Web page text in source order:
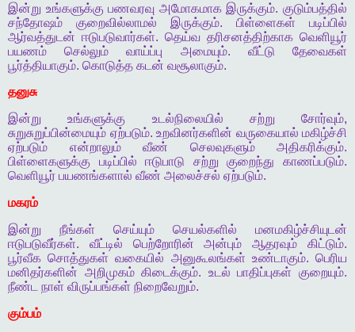
இன்று உங்களுக்கு பணவரவு அமோகமாக இருக்கும்.குடும்பத்தில்
சந்தோஷம்
குறைவில்லாமல் இருக்கும். பிள்ளைகள்
படிப்பில்
ஆர்வத்துடன் ஈடுபடுவார்கள். தெய்வ தரிசனத்திற்காக வெளியூர்
பயணம்
செல்லும் வாய்ப்பு அமையும். வீட்டு
தேவைகள்
பூர்த்தியாகும். கொடுத்த கடன் வசூலாகும்.
தனுசு
இன்று
உங்களுக்கு உடல்நிலையில் சற்று சோர்வும்,
சுறுசுறுப்பின்மையும் ஏற்படும். உறவினர்களின் வருகையால் மகிழ்ச்சி
ஏற்படும்
என்றாலும் வீண் செலவுகளும் அதிகரிக்கும்.
பிள்ளைகளுக்கு
படிப்பில் ஈடுபாடு சற்று குறைந்து காணப்படும்.
வெளியூர் பயணங்களால் வீண் அலைச்சல் ஏற்படும்.
மகரம்
இன்று
நீங்கள் செய்யும் செயல்களில்
மனமகிழ்ச்சியுடன்
ஈடுபடுவீர்கள். வீட்டில் பெற்றோரின் அன்பும் ஆதரவும் கிட்டும்.
பூர்வீக சொத்துகள் வகையில் அனுகூலங்கள் உண்டாகும்.பெரிய
மனிதர்களின் அறிமுகம் கிடைக்கும். உடல் பாதிப்புகள் குறையும்.
நீண்ட
நாள் விருப்பங்கள் நிறைவேறும்.
கும்பம்